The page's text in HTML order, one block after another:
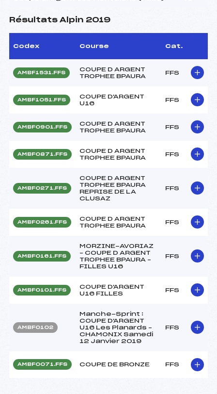
Résultats Alpin 2019
Codex Course Cat.
AMBF1531.FFS
COUPE D ARGENT
TROPHEE BPAURA
FFS
AMBF1051.FFS
COUPE D'ARGENT
U16
FFS
AMBF0901.FFS
COUPE D ARGENT
TROPHEE BPAURA
FFS
AMBF0871.FFS
COUPE D ARGENT
TROPHEE BPAURA
FFS
AMBF0271.FFS
COUPE D ARGENT
TROPHEE BPAURA
REPRISE DE LA
CLUSAZ
FFS
AMBF0261.FFS
COUPE D ARGENT
TROPHEE BPAURA
FFS
AMBF0161.FFS
MORZINE-AVORIAZ
– COUPE D ARGENT
TROPHEE BPAURA –
FILLES U16
FFS
AMBF0101.FFS
COUPE D'ARGENT
U16 FILLES
FFS
AMBF0102
Manche-Sprint :
COUPE D'ARGENT
U16 Les Planards –
CHAMONIX Samedi
12 Janvier 2019
FFS
AMBF0071.FFS COUPE DE BRONZE FFS